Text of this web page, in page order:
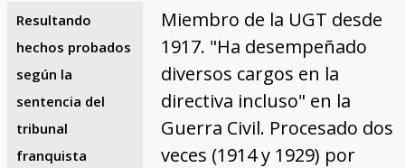
Resultando
hechos probados
según la
sentencia del
tribunal
franquista
Miembro de la UGT desde
1917. "Ha desempeñado
diversos cargos en la
directiva incluso" en la
Guerra Civil. Procesado dos
veces (1914 y 1929) por